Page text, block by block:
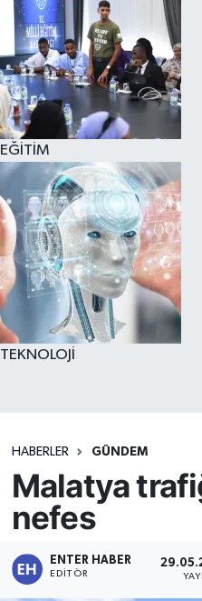
EĞİTİM
TEKNOLOJİ
HABERLER GÜNDEM
Malatya
nefes
ENTER HABER
EDITÖR